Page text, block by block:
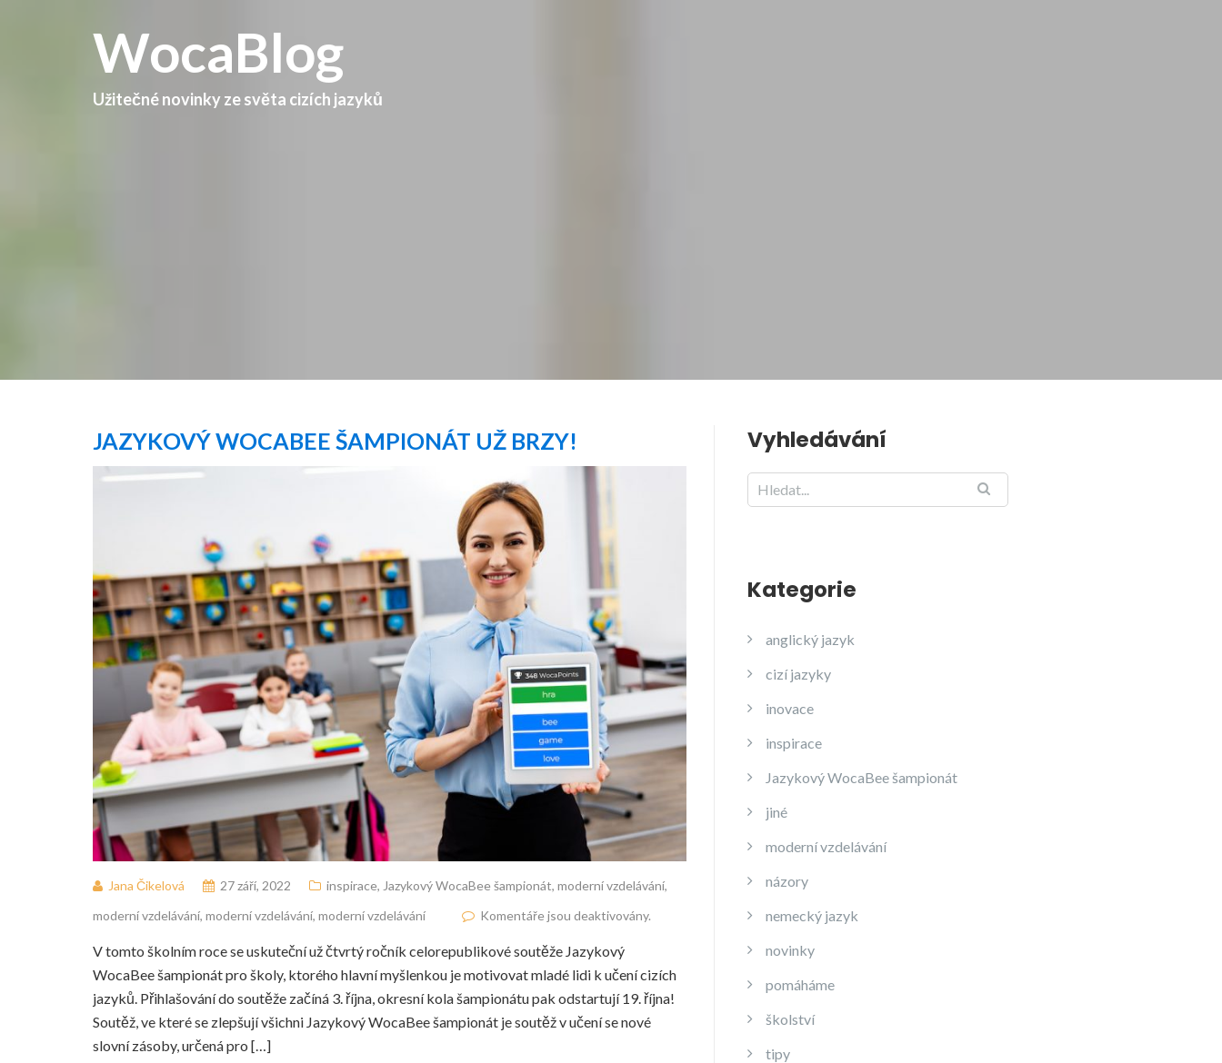
WocaBlog
Užitečné novinky ze světa cizích jazyků
JAZYKOVÝ WOCABEE ŠAMPIONÁT UŽ BRZY!
Jana Čikelová 27 září, 2022 inspirace, Jazykový WocaBee šampionát, moderní vzdelávání,
moderní vzdelávání, moderní vzdelávání, moderní vzdelávání Komentáře jsou deaktivovány.
V tomto školním roce se uskuteční už čtvrtý ročník celorepublikové soutěže Jazykový
WocaBee šampionát pro školy, ktorého hlavní myšlenkou je motivovat mladé lidi k učení cizích
jazyků. Přihlašování do soutěže začíná 3. října, okresní kola šampionátu pak odstartují 19. října!
Soutěž, ve které se zlepšují všichni Jazykový WocaBee šampionát je soutěž v učení se nové
slovní zásoby, určená pro […]
Vyhledávání
Kategorie
anglický jazyk
cizí jazyky
inovace
inspirace
Jazykový WocaBee šampionát
jiné
moderní vzdelávání
názory
nemecký jazyk
novinky
pomáháme
školství
tipy